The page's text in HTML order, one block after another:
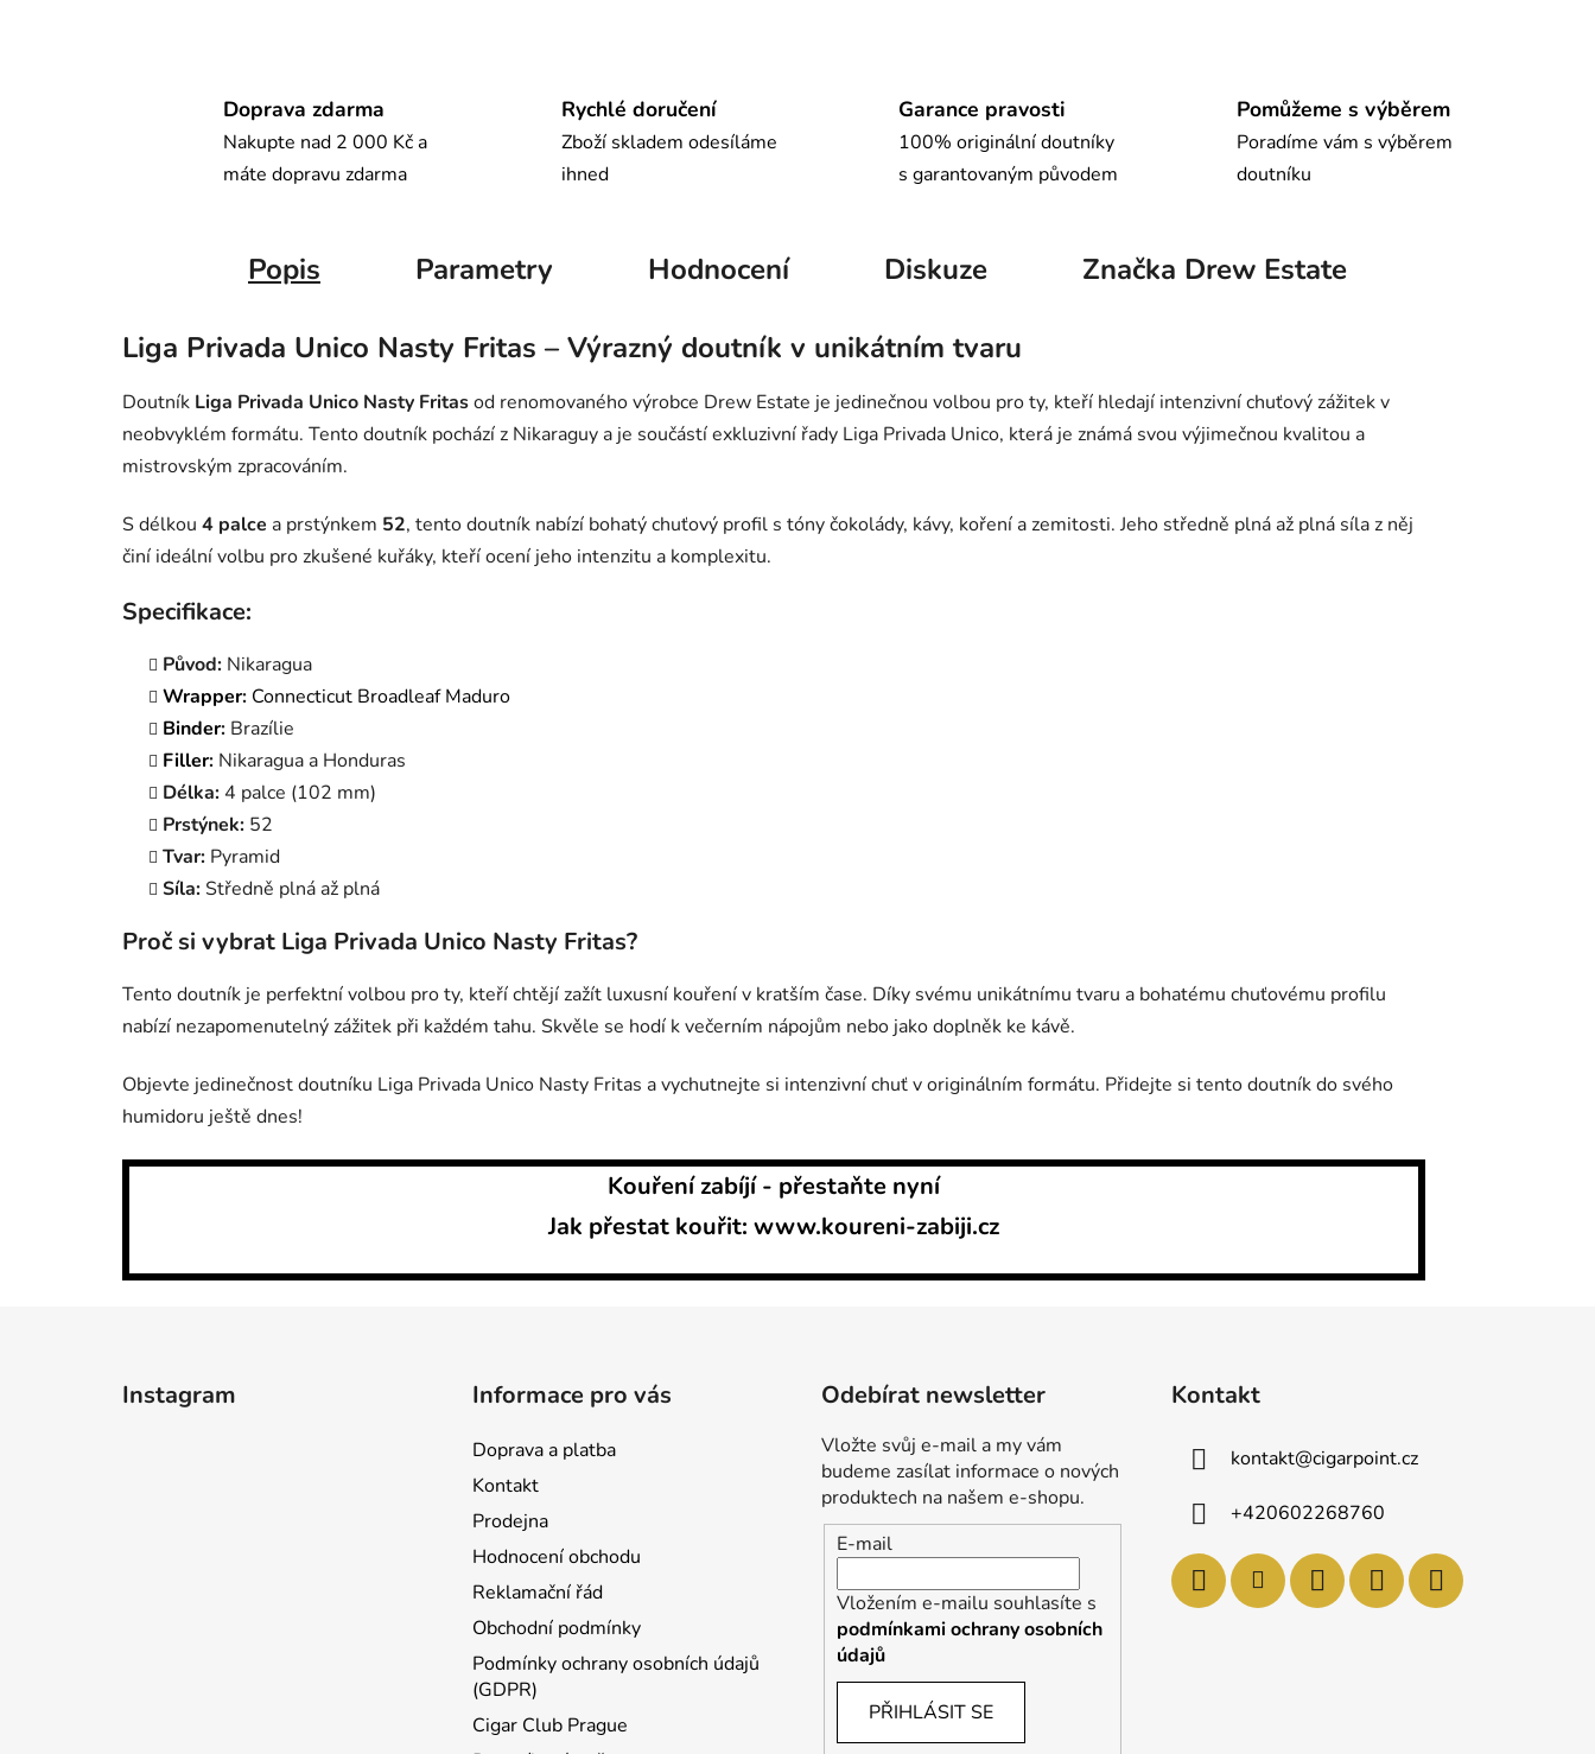
Doprava zdarma
Nakupte nad 2 000 Kč a
máte dopravu zdarma
Rychlé doručení
Zboží skladem odesíláme
ihned
Garance pravosti
100% originální doutníky
s garantovaným původem
Pomůžeme s výběrem
Poradíme vám s výběrem
doutníku
Popis Parametry Hodnocení Diskuze Značka Drew Estate
Liga Privada Unico Nasty Fritas – Výrazný doutník v unikátním tvaru
Doutník Liga Privada Unico Nasty Fritasod renomovaného výrobce Drew Estate je jedinečnou volbou pro ty, kteří hledají intenzivní chuťový zážitek v
neobvyklém formátu. Tento doutník pochází z Nikaraguy a je součástí exkluzivní řady Liga Privada Unico, která je známá svou výjimečnou kvalitou a
mistrovským zpracováním.
S délkou 4 palce a prstýnkem 52, tento doutník nabízí bohatý chuťový profil s tóny čokolády, kávy, koření a zemitosti. Jeho středně plná až plná síla z něj
činí ideální volbu pro zkušené kuřáky, kteří ocení jeho intenzitu a komplexitu.
Specifikace:
Původ: Nikaragua
Wrapper: Connecticut Broadleaf Maduro
Binder: Brazílie
Filler: Nikaragua a Honduras
Délka: 4 palce (102 mm)
Prstýnek: 52
Tvar: Pyramid
Síla:Středně plná až plná
Proč si vybrat Liga Privada Unico Nasty Fritas?
Tento doutník je perfektní volbou pro ty, kteří chtějí zažít luxusní kouření v kratším čase. Díky svému unikátnímu tvaru a bohatému chuťovému profilu
nabízí nezapomenutelný zážitek při každém tahu. Skvěle se hodí k večerním nápojům nebo jako doplněk ke kávě.
Objevte jedinečnost doutníku Liga Privada Unico Nasty Fritas a vychutnejte si intenzivní chuť v originálním formátu. Přidejte si tento doutník do svého
humidoru ještě dnes!
Kouření zabíjí - přestaňte nyní
Jak přestat kouřit: www.koureni-zabiji.cz
Instagram Informace pro vás
Doprava a platba
Kontakt
Prodejna
Hodnocení obchodu
Reklamační řád
Obchodní podmínky
Podmínky ochrany osobních údajů
(GDPR)
Cigar Club Prague
Odebírat newsletter
Vložte svůj e-mail a my vám
budeme zasílat informace o nových
produktech na našem e-shopu.
E-mail
Vložením e-mailu souhlasíte s
podmínkami ochrany osobních
údajů
PŘIHLÁSIT SE
Kontakt
kontakt@cigarpoint.cz
+420602268760